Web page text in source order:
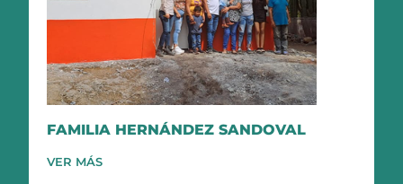
FAMILIA HERNÁNDEZ SANDOVAL
VER MÁS